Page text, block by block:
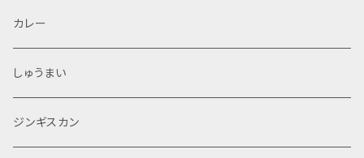
カレー
しゅうまい
ジンギスカン